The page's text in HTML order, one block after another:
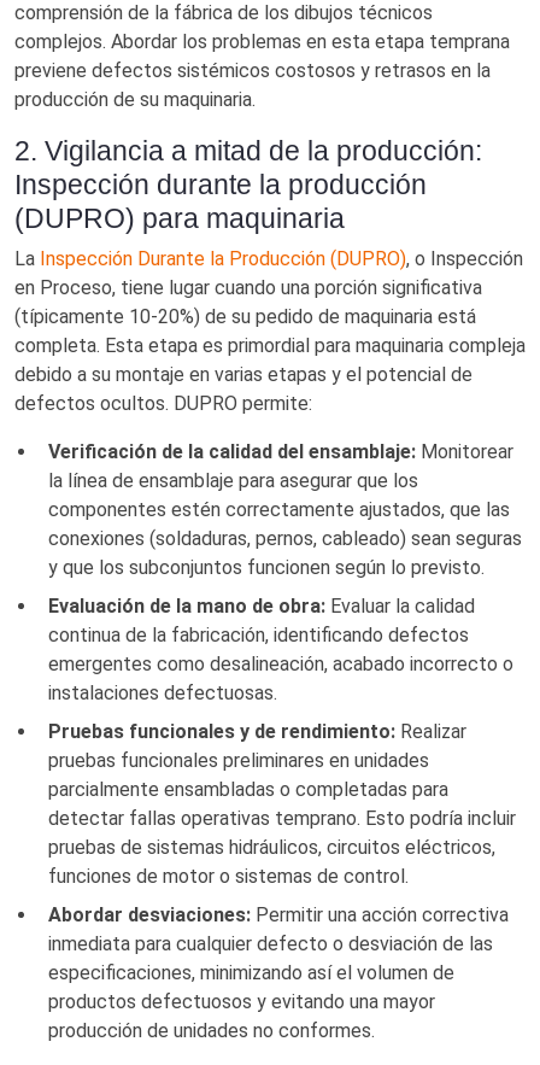
comprensión de la fábrica de los dibujos técnicos
complejos. Abordar los problemas en esta etapa temprana
previene defectos sistémicos costosos y retrasos en la
producción de su maquinaria.
2. Vigilancia a mitad de la producción:
Inspección durante la producción
(DUPRO) para maquinaria
La Inspección Durante la Producción (DUPRO), o Inspección
en Proceso, tiene lugar cuando una porción significativa
(típicamente 10-20%) de su pedido de maquinaria está
completa. Esta etapa es primordial para maquinaria compleja
debido a su montaje en varias etapas y el potencial de
defectos ocultos. DUPRO permite:
Verificación de la calidad del ensamblaje: Monitorear
la línea de ensamblaje para asegurar que los
componentes estén correctamente ajustados, que las
conexiones (soldaduras, pernos, cableado) sean seguras
y que los subconjuntos funcionen según lo previsto.
Evaluación de la mano de obra: Evaluar la calidad
continua de la fabricación, identificando defectos
emergentes como desalineación, acabado incorrecto o
instalaciones defectuosas.
Pruebas funcionales y de rendimiento: Realizar
pruebas funcionales preliminares en unidades
parcialmente ensambladas o completadas para
detectar fallas operativas temprano. Esto podría incluir
pruebas de sistemas hidráulicos, circuitos eléctricos,
funciones de motor o sistemas de control.
Abordar desviaciones: Permitir una acción correctiva
inmediata para cualquier defecto o desviación de las
especificaciones, minimizando así el volumen de
productos defectuosos y evitando una mayor
producción de unidades no conformes.